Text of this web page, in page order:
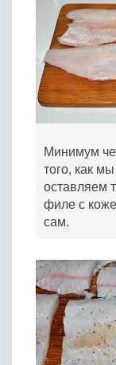
Минимум
того, как
оставляем
филе с
сам.